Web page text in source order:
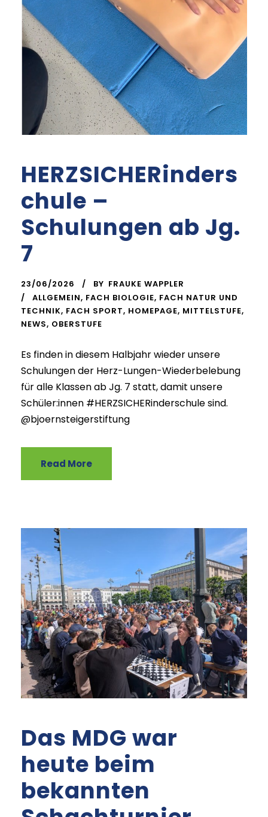
HERZSICHERinders
chule –
Schulungen ab Jg.
7
23/06/2026 BY FRAUKE WAPPLER
ALLGEMEIN, FACH BIOLOGIE, FACH NATUR UND
TECHNIK, FACH SPORT, HOMEPAGE, MITTELSTUFE,
NEWS, OBERSTUFE
Es finden in diesem Halbjahr wieder unsere
Schulungen der Herz-Lungen-Wiederbelebung
für alle Klassen ab Jg. 7 statt, damit unsere
Schüler:innen #HERZSICHERinderschule sind.
@bjoernsteigerstiftung
Read More
Das MDG war
heute beim
bekannten